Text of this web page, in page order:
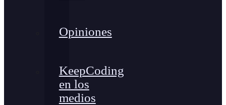
Opiniones
KeepCoding
en los
medios